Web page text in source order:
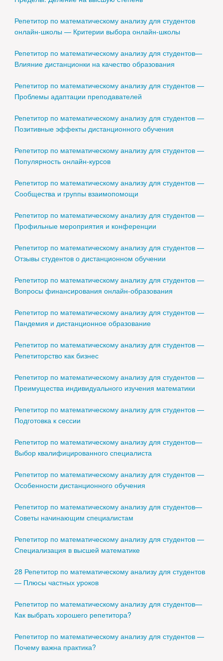
Репетитор по математическому анализу для студентов
онлайн-школы — Критерии выбора онлайн-школы
Репетитор по математическому анализу для студентов—
Влияние дистанционки на качество образования
Репетитор по математическому анализу для студентов —
Проблемы адаптации преподавателей
Репетитор по математическому анализу для студентов —
Позитивные эффекты дистанционного обучения
Репетитор по математическому анализу для студентов —
Популярность онлайн-курсов
Репетитор по математическому анализу для студентов —
Сообщества и группы взаимопомощи
Репетитор по математическому анализу для студентов —
Профильные мероприятия и конференции
Репетитор по математическому анализу для студентов —
Отзывы студентов о дистанционном обучении
Репетитор по математическому анализу для студентов —
Вопросы финансирования онлайн-образования
Репетитор по математическому анализу для студентов —
Пандемия и дистанционное образование
Репетитор по математическому анализу для студентов —
Репетиторство как бизнес
Репетитор по математическому анализу для студентов —
Преимущества индивидуального изучения математики
Репетитор по математическому анализу для студентов —
Подготовка к сессии
Репетитор по математическому анализу для студентов—
Выбор квалифицированного специалиста
Репетитор по математическому анализу для студентов —
Особенности дистанционного обучения
Репетитор по математическому анализу для студентов—
Советы начинающим специалистам
Репетитор по математическому анализу для студентов —
Специализация в высшей математике
28 Репетитор по математическому анализу для студентов
— Плюсы частных уроков
Репетитор по математическому анализу для студентов—
Как выбрать хорошего репетитора?
Репетитор по математическому анализу для студентов —
Почему важна практика?